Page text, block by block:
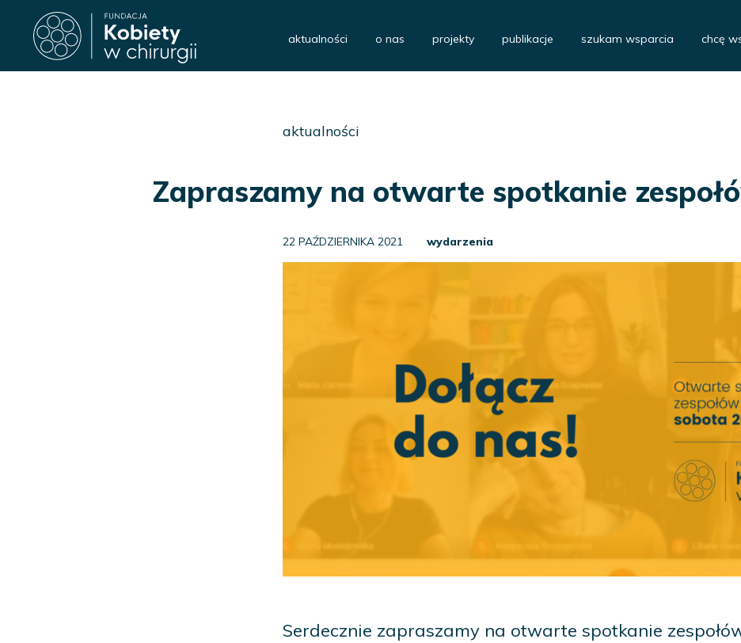
aktualności o nas projekty publikacje szukam wsparcia chcę
aktualności
Zapraszamy na otwarte spotkanie
22 PAŹDZIERNIKA 2021 wydarzenia
Serdecznie zapraszamy na otwarte spotkanie